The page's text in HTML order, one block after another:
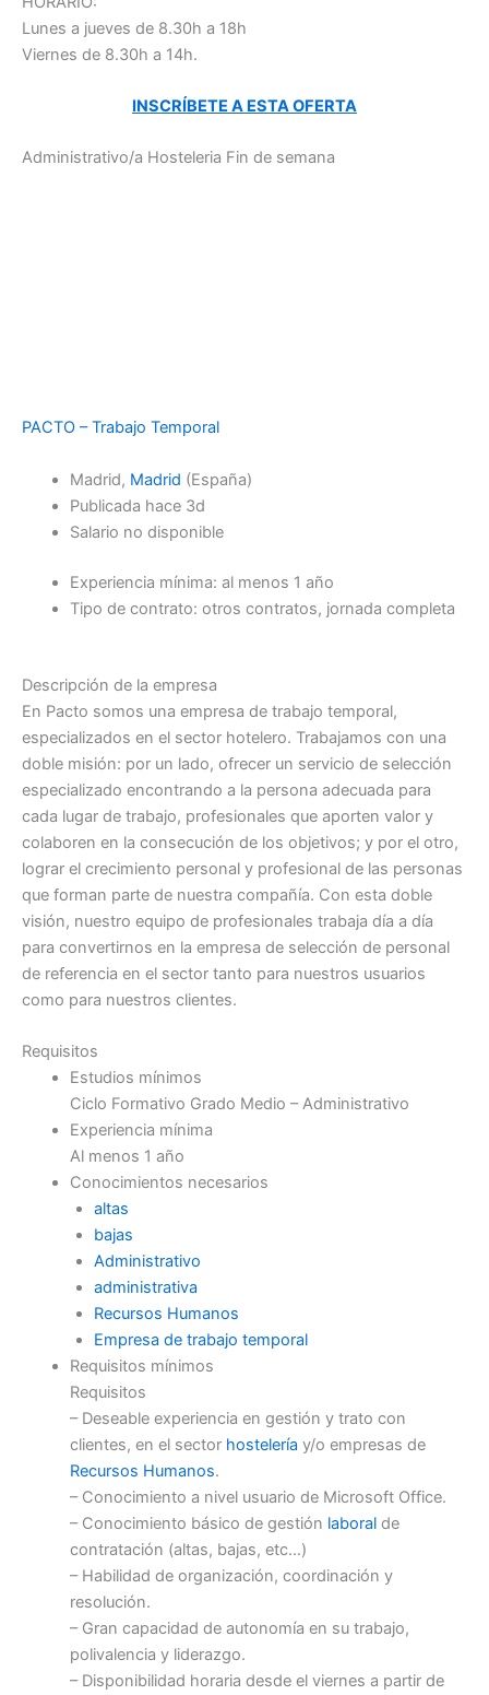
Lunes a jueves de 8.30h a 18h
Viernes de 8.30h a 14h.
INSCRÍBETE A ESTA OFERTA
Administrativo/a Hosteleria Fin de semana
PACTO – Trabajo Temporal
Madrid, Madrid (España)
Publicada hace 3d
Salario no disponible
Experiencia mínima: al menos 1 año
Tipo de contrato: otros contratos, jornada completa
Descripción de la empresa
En Pacto somos una empresa de trabajo temporal,
especializados en el sector hotelero. Trabajamos con una
doble misión: por un lado, ofrecer un servicio de selección
especializado encontrando a la persona adecuada para
cada lugar de trabajo, profesionales que aporten valor y
colaboren en la consecución de los objetivos; y por el otro,
lograr el crecimiento personal y profesional de las personas
que forman parte de nuestra compañía. Con esta doble
visión, nuestro equipo de profesionales trabaja día a día
para convertirnos en la empresa de selección de personal
de referencia en el sector tanto para nuestros usuarios
como para nuestros clientes.
Requisitos
Estudios mínimos
Ciclo Formativo Grado Medio – Administrativo
Experiencia mínima
Al menos 1 año
Conocimientos necesarios
altas
bajas
Administrativo
administrativa
Recursos Humanos
Empresa de trabajo temporal
Requisitos mínimos
Requisitos
– Deseable experiencia en gestión y trato con
clientes, en el sector hostelería y/o empresas de
Recursos Humanos.
– Conocimiento a nivel usuario de Microsoft Office.
– Conocimiento básico de gestión laboralde
contratación (altas, bajas, etc…)
– Habilidad de organización, coordinación y
resolución.
– Gran capacidad de autonomía en su trabajo,
polivalencia y liderazgo.
– Disponibilidad horaria desde el viernes a partir de